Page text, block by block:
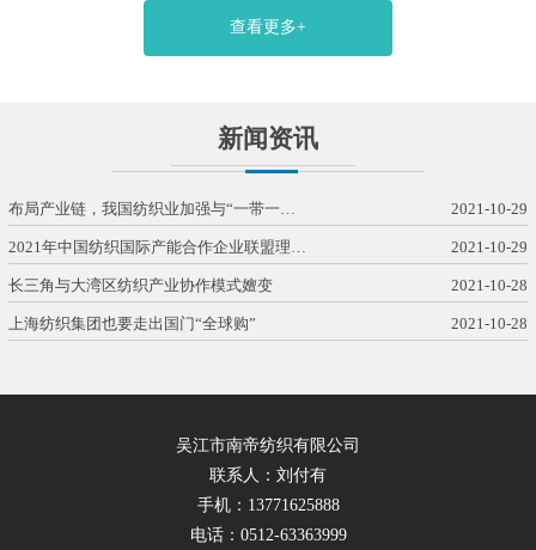
查看更多+
新闻资讯
布局产业链，我国纺织业加强与“一带一… 2021-10-29
2021年中国纺织国际产能合作企业联盟理… 2021-10-29
长三角与大湾区纺织产业协作模式嬗变 2021-10-28
上海纺织集团也要走出国门“全球购” 2021-10-28
吴江市南帝纺织有限公司
联系人：刘付有
手机：13771625888
电话：0512-63363999